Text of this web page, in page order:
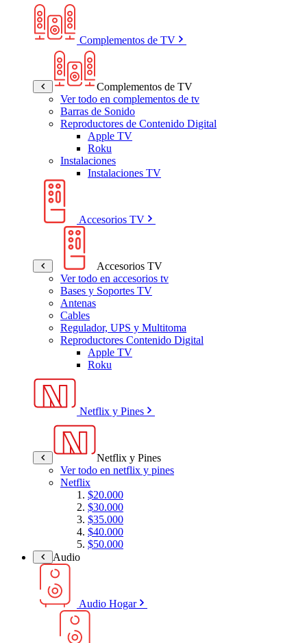
Complementos de TV
Complementos de TV
Ver todo en complementos de tv
Barras de Sonido
Reproductores de Contenido Digital
Apple TV
Roku
Instalaciones
Instalaciones TV
Accesorios TV
Accesorios TV
Ver todo en accesorios tv
Bases y Soportes TV
Antenas
Cables
Regulador, UPS y Multitoma
Reproductores Contenido Digital
Apple TV
Roku
Netflix y Pines
Netflix y Pines
Ver todo en netflix y pines
Netflix
$20.000
$30.000
$35.000
$40.000
$50.000
Audio
Audio Hogar